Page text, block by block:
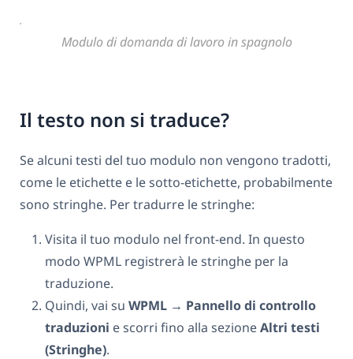
Modulo di domanda di lavoro in spagnolo
Il testo non si traduce?
Se alcuni testi del tuo modulo non vengono tradotti,
come le etichette e le sotto-etichette, probabilmente
sono stringhe. Per tradurre le stringhe:
Visita il tuo modulo nel front-end. In questo
modo WPML registrerà le stringhe per la
traduzione.
Quindi, vai su WPML → Pannello di controllo
traduzioni e scorri fino alla sezioneAltri testi
(Stringhe).